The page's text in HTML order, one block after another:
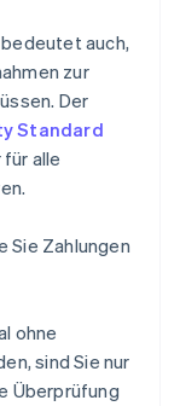
auch,
zur
Der
Standard
alle
Sie Zahlungen
ohne
sind Sie nur
Überprüfung